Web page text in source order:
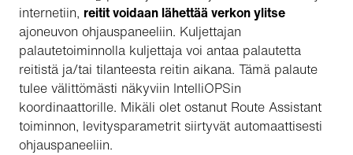
internetiin, reitit voidaan lähettää verkon ylitse
ajoneuvon ohjauspaneeliin. Kuljettajan
palautetoiminnolla kuljettaja voi antaa palautetta
reitistä ja/tai tilanteesta reitin aikana. Tämä palaute
tulee välittömästi näkyviin IntelliOPSin
koordinaattorille. Mikäli olet ostanut Route Assistant
toiminnon, levitysparametrit siirtyvät automaattisesti
ohjauspaneeliin.